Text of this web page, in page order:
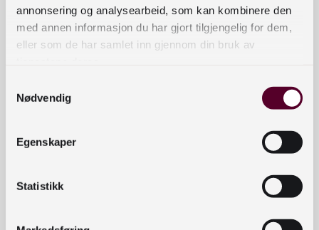
annonsering og analysearbeid, som kan kombinere den
med annen informasjon du har gjort tilgjengelig for dem,
eller som de har samlet inn gjennom din bruk av
Nødvendig
Egenskaper
Statistikk